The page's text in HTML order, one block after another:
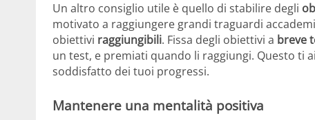
Un altro consiglio utile è quello di stabilire degli
motivato a raggiungere grandi traguardi
obiettivi raggiungibili. Fissa degli obiettivi a breve
un test, e premiati quando li raggiungi. Questo ti
soddisfatto dei tuoi progressi.
Mantenere una mentalità positiva